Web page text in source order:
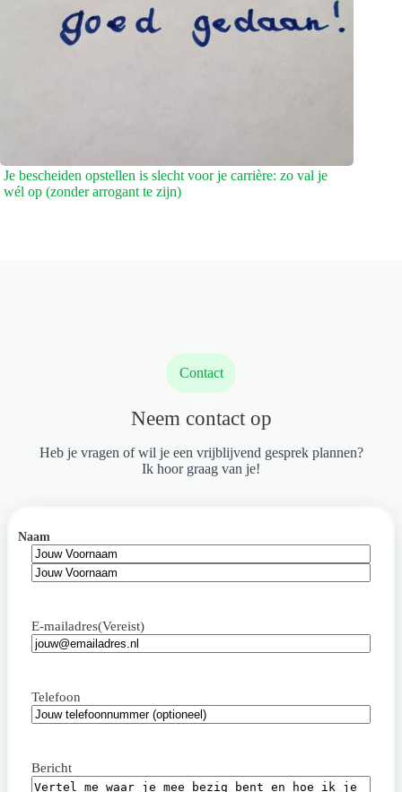
Je bescheiden opstellen is slecht voor je carrière: zo val je
wél op (zonder arrogant te zijn)
Contact
Neem contact op
Heb je vragen of wil je een vrijblijvend gesprek plannen?
Ik hoor graag van je!
Naam
Voornaam
E-mailadres(Vereist)
Telefoon
Bericht